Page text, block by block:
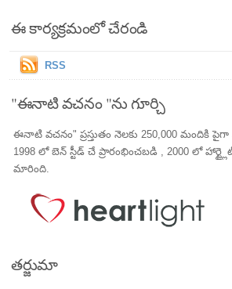
ఈ కార్యక్రమంలో చేరండి
RSS
"ఈనాటి వచనం "ను గూర్చి
ఈనాటి వచనం" ప్రస్తుతం నెలకు 250,000 మందికి పైగా
1998 లో బెన్ స్టీడ్ చే ప్రారంభించబడి , 2000 లో
మారింది.
తర్జుమా